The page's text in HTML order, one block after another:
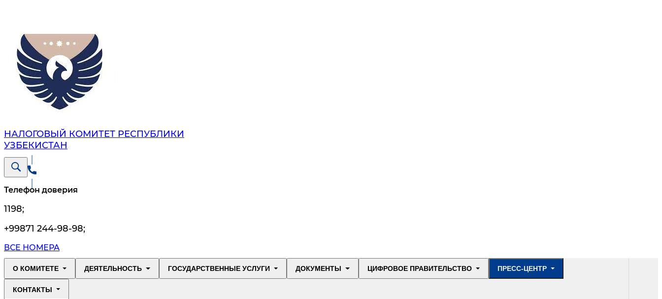
НАЛОГОВЫЙ КОМИТЕТ РЕСПУБЛИКИ
УЗБЕКИСТАН
Телефон доверия
1198;
+99871 244-98-98;
ВСЕ НОМЕРА
О КОМИТЕТЕ ДЕЯТЕЛЬНОСТЬ ГОСУДАРСТВЕННЫЕ УСЛУГИ ДОКУМЕНТЫ ЦИФРОВОЕ ПРАВИТЕЛЬСТВО ПРЕСС-ЦЕНТР
КОНТАКТЫ